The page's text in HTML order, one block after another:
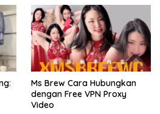
Ms Brew Cara Hubungkan
dengan Free VPN Proxy
Video